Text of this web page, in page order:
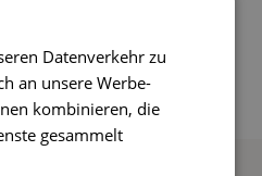
Datenverkehr zu
an unsere Werbe-
kombinieren, die
gesammelt